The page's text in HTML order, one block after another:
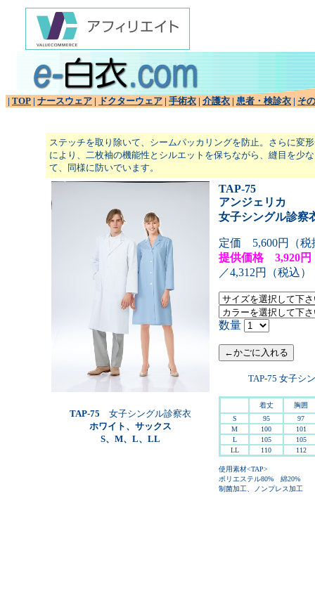
| TOP | ナースウェア | ドクターウェア | 手術衣 | 介護衣 | 患者・検診衣 | そ
ステッチを取り除いて、シームパッカリングを防止。さらに変
により、二枚袖の機能性とシルエットを保ちながら、縫目を少
て、同様に防いでいます。
TAP-75 女子シングル診察衣
ホワイト、サックス
S、M、L、LL
TAP-75
アンジェリカ
女子シングル診察
定価 5,600円（税
提供価格 3,920円
／4,312円（税込）
数量
TAP-75 女子シ
着丈
胸囲
S
95
97
M
100
101
L
105
105
LL
110 112
使用素材<TAP>
ポリエステル80% 綿20%
制菌加工、ノンプレス加工